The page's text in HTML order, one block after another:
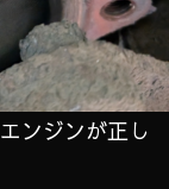
ンジンが正し